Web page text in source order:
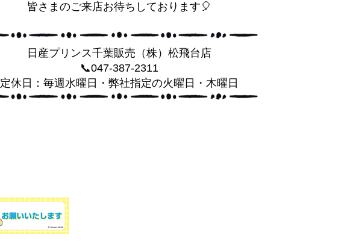
皆さまのご来店お待ちしております🎈
日産プリンス千葉販売（株）松飛台店
📞047-387-2311
定休日：毎週水曜日・弊社指定の火曜日・木曜日